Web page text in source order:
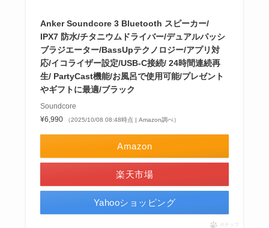
Anker Soundcore 3 Bluetooth スピーカー/
IPX7 防水/チタニウムドライバー/デュアルパッシ
ブラジエーター/BassUpテクノロジー/アプリ対
応/イコライザー設定/USB-C接続/ 24時間連続再
生/ PartyCast機能/お風呂で使用可能/プレゼント
やギフトに最適/ブラック
Soundcore
¥6,990
（2025/10/08 08:48時点 | Amazon調べ）
Amazon
楽天市場
Yahooショッピング
ポチップ